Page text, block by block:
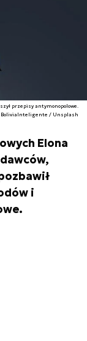
przepisy antymonopolowe.
BoliviaInteligente / Unsplash
Elona
i